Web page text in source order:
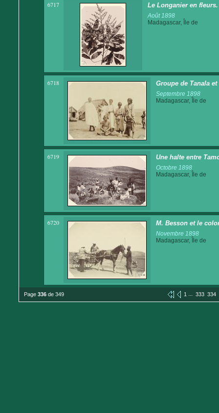
6717 Le Longanier en
Août 1898
Madagascar, Île de
6718 Groupe de Tanala
Septembre 1898
Madagascar, Île de
6719 Une halte entre
Octobre 1898
Madagascar, Île de
6720 M. Besson et le
Novembre 1898
Madagascar, Île de
Page 336 de 349 1 ... 333 334